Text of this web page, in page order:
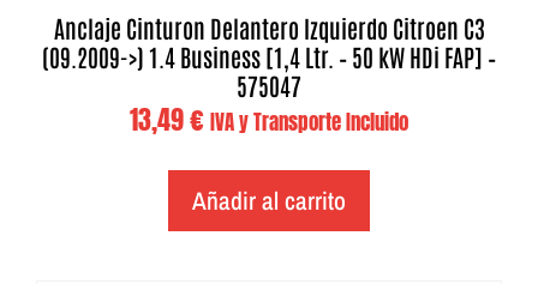
Anclaje Cinturon Delantero Izquierdo Citroen C3
(09.2009->) 1.4 Business [1,4 Ltr. – 50 kW HDi FAP] –
575047
13,49€ IVA y Transporte Incluido
Añadir al carrito